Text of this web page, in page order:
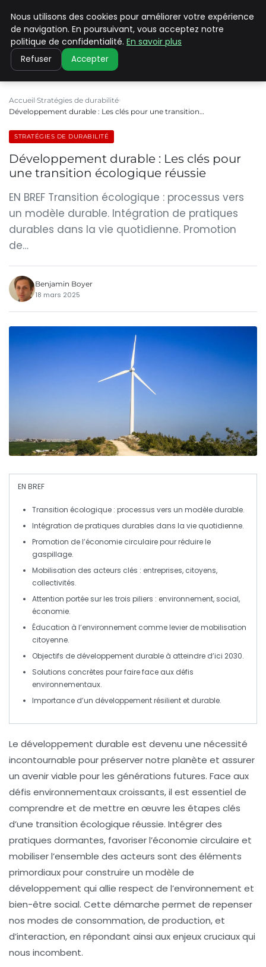
CLIMATE C ADVANCED
Accueil Stratégies de durabilité
Développement durable : Les clés pour une transition…
STRATÉGIES DE DURABILITÉ
Développement durable : Les clés pour
une transition écologique réussie
EN BREF Transition écologique : processus vers
un modèle durable. Intégration de pratiques
durables dans la vie quotidienne. Promotion
de…
Benjamin Boyer
18 mars 2025
EN BREF
Transition écologique : processus vers un modèle durable.
Intégration de pratiques durables dans la vie quotidienne.
Promotion de l’économie circulairepour réduire le
gaspillage.
Mobilisation des acteurs clés : entreprises, citoyens,
collectivités.
Attention portée sur les trois piliers : environnement, social,
économie.
Éducation à l’environnement comme levier demobilisation
citoyenne.
Objectifs de développement durable à atteindre d’ici 2030.
Solutions concrètes pour faire face aux défis
environnementaux.
Importance d’un développement résilient et durable.
Le développement durable est devenu une nécessité
incontournable pour préserver notre planète et assurer
un avenir viable pour les générations futures. Face aux
défis environnementauxcroissants, il est essentiel de
comprendre et de mettre en œuvre les étapes clés
d’une transition écologique réussie. Intégrer des
pratiques dormantes, favoriser l’économie circulaire et
mobiliser l’ensemble des acteurs sont des éléments
primordiaux pour construire un modèle de
développement qui allie respect de l’environnement et
bien-être social. Cette démarche permet de repenser
nos modes de consommation, de production, et
d’interaction, en répondant ainsi aux enjeux cruciaux qui
nous incombent.
Nous utilisons des cookies pour améliorer votre expérience
de navigation. En poursuivant, vous acceptez notre
politique de confidentialité. En savoir plus
Refuser Accepter